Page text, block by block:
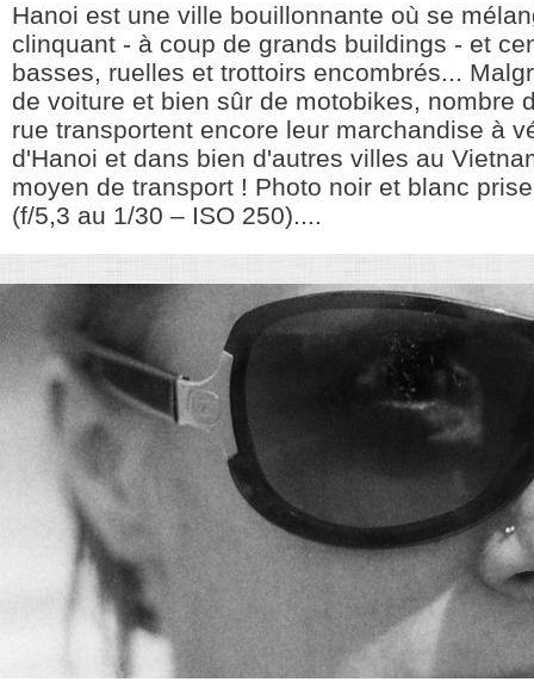
Hanoi est une ville bouillonnante où se
clinquant - à coup de grands buildings - et
basses, ruelles et trottoirs encombrés...
de voiture et bien sûr de motobikes, nombre
rue transportent encore leur marchandise à
d'Hanoi et dans bien d'autres villes au
moyen de transport ! Photo noir et blanc
(f/5,3 au 1/30 – ISO 250)....